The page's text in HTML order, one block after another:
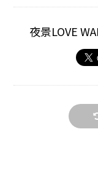
夜景LOVE